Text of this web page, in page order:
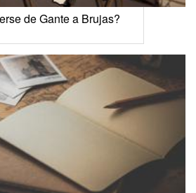
de Gante a Brujas?